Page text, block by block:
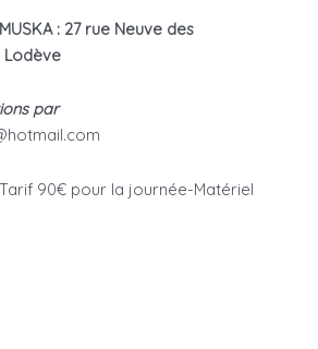
: 27 rue Neuve des
Lodève
par
Tarif 90€ pour la journée-Matériel